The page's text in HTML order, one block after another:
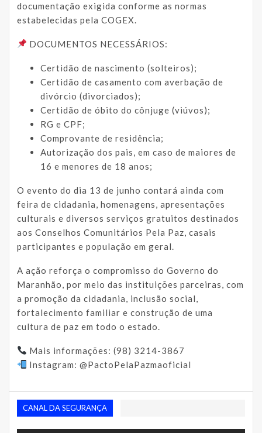
documentação exigida conforme as normas
estabelecidas pela COGEX.
DOCUMENTOS NECESSÁRIOS:
Certidão de nascimento (solteiros);
Certidão de casamento com averbação de
divórcio (divorciados);
Certidão de óbito do cônjuge (viúvos);
RG e CPF;
Comprovante de residência;
Autorização dos pais, em caso de maiores de
16 e menores de 18 anos;
O evento do dia 13 de junho contará ainda com
feira de cidadania, homenagens, apresentações
culturais e diversos serviços gratuitos destinados
aos Conselhos Comunitários Pela Paz, casais
participantes e população em geral.
A ação reforça o compromisso do Governo do
Maranhão, por meio das instituições parceiras, com
a promoção da cidadania, inclusão social,
fortalecimento familiar e construção de uma
cultura de paz em todo o estado.
Mais informações: (98) 3214-3867
Instagram: @PactoPelaPazmaoficial
CANAL DA SEGURANÇA